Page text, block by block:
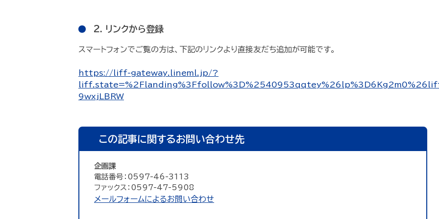
2. リンクから登録
スマートフォンでご覧の方は、下記のリンクより直接友だち追加が可能です。
https://liff-gateway.lineml.jp/?
9wxjLBRW
この記事に関するお問い合わせ先
企画課
電話番号：0597-46-3113
ファックス：0597-47-5908
メールフォームによるお問い合わせ